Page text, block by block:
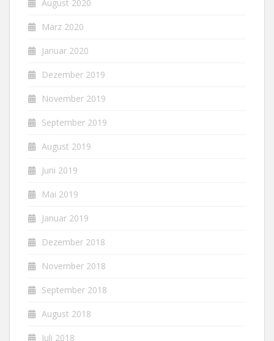
August 2020
März 2020
Januar 2020
Dezember 2019
November 2019
September 2019
August 2019
Juni 2019
Mai 2019
Januar 2019
Dezember 2018
November 2018
September 2018
August 2018
Juli 2018